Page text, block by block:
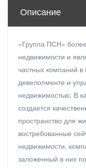
Описание
«Группа ПСН»
недвижимости и
частных компаний
девелопменте и
недвижимостью. В
создается
пространство для
востребованные
недвижимости,
заложенный в них